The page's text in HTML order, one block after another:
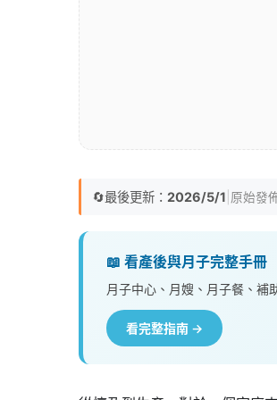
🔄最後更新： 2026/5/1 原始發
📖 看產後與月子完整手冊
月子中心、月嫂、月子餐、補
看完整指南 →